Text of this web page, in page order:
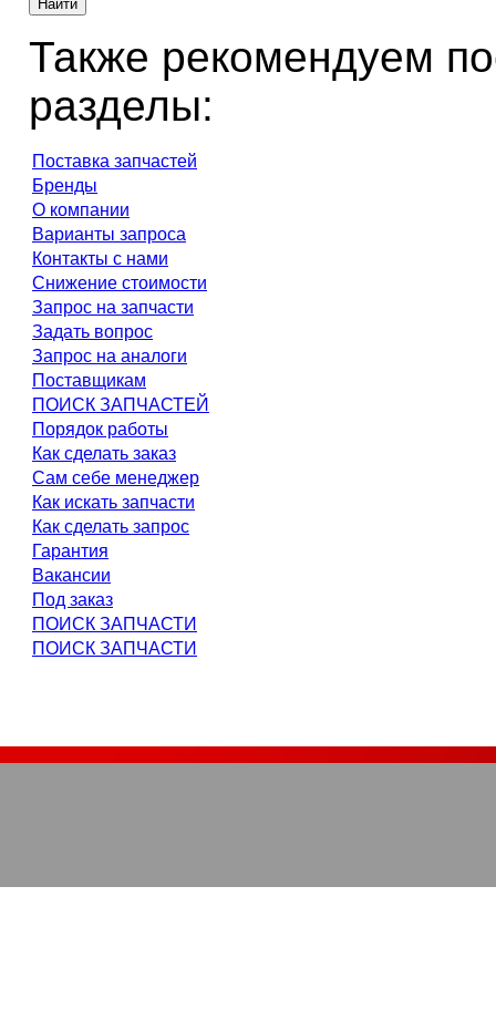
Также рекомендуем
разделы:
Поставка запчастей
Бренды
О компании
Варианты запроса
Контакты с нами
Снижение стоимости
Запрос на запчасти
Задать вопрос
Запрос на аналоги
Поставщикам
ПОИСК ЗАПЧАСТЕЙ
Порядок работы
Как сделать заказ
Сам себе менеджер
Как искать запчасти
Как сделать запрос
Гарантия
Вакансии
Под заказ
ПОИСК ЗАПЧАСТИ
ПОИСК ЗАПЧАСТИ